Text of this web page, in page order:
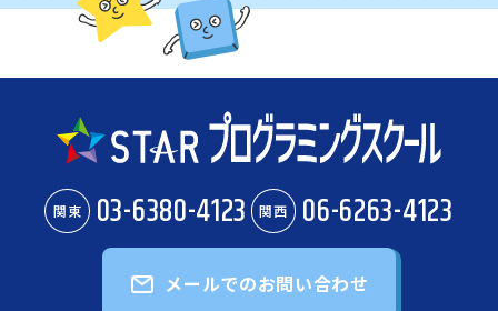
関東 03-6380-4123 関西 06-6263-4123
メールでのお問い合わせ